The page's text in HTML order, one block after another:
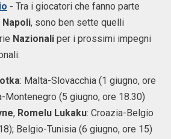
- Tra i giocatori che fanno parte
Napoli, sono ben sette quelli
Nazionali per i prossimi impegni
: Malta-Slovacchia (1 giugno, ore
Montenegro (5 giugno, ore 18.30)
, Romelu Lukaku: Croazia-Belgio
Belgio-Tunisia (6 giugno, ore 15)